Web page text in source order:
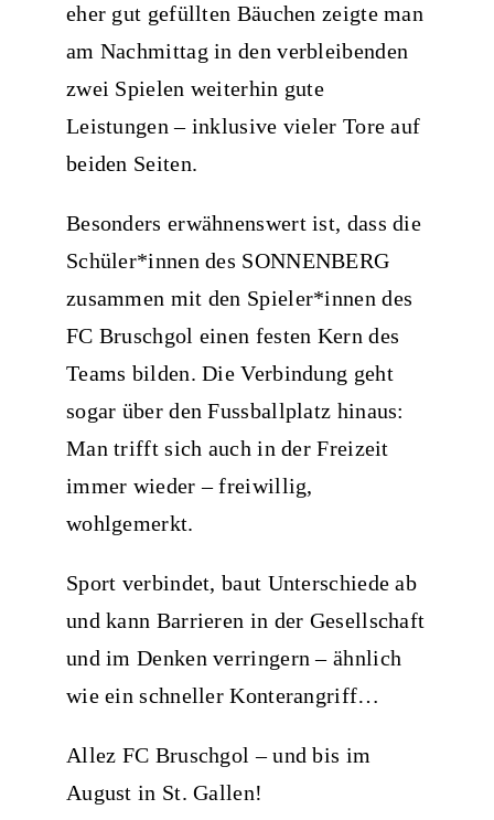
eher gut gefüllten Bäuchen zeigte man
am Nachmittag in den verbleibenden
zwei Spielen weiterhin gute
Leistungen – inklusive vieler Tore auf
beiden Seiten.
Besonders erwähnenswert ist, dass die
Schüler*innen des SONNENBERG
zusammen mit den Spieler*innen des
FC Bruschgol einen festen Kern des
Teams bilden. Die Verbindung geht
sogar über den Fussballplatz hinaus:
Man trifft sich auch in der Freizeit
immer wieder – freiwillig,
wohlgemerkt.
Sport verbindet, baut Unterschiede ab
und kann Barrieren in der Gesellschaft
und im Denken verringern – ähnlich
wie ein schneller Konterangriff…
Allez FC Bruschgol – und bis im
August in St. Gallen!